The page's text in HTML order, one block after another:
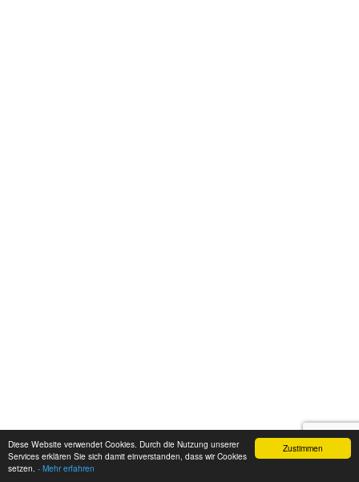
Zustimmen
Diese Website verwendet Cookies. Durch die Nutzung unserer
Services erklären Sie sich damit einverstanden, dass wir Cookies
setzen. - Mehr erfahren